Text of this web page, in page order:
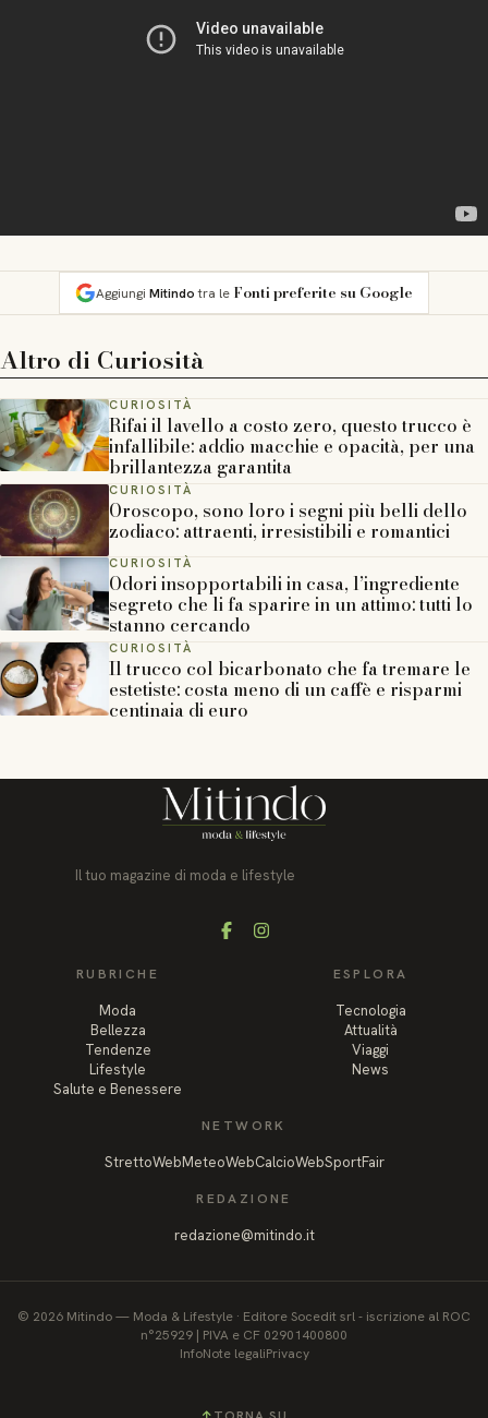
Aggiungi Mitindotra le Fonti preferite su Google
Altro di Curiosità
CURIOSITÀ
Rifai il lavello a costo zero, questo trucco è
infallibile: addio macchie e opacità, per una
brillantezza garantita
CURIOSITÀ
Oroscopo, sono loro i segni più belli dello
zodiaco: attraenti, irresistibili e romantici
CURIOSITÀ
Odori insopportabili in casa, l’ingrediente
segreto che li fa sparire in un attimo: tutti lo
stanno cercando
CURIOSITÀ
Il trucco col bicarbonato che fa tremare le
estetiste: costa meno di un caffè e risparmi
centinaia di euro
Il tuo magazine di moda e lifestyle
FacebookInstagram
RUBRICHE
Moda
Bellezza
Tendenze
Lifestyle
Salute e Benessere
ESPLORA
Tecnologia
Attualità
Viaggi
News
NETWORK
StrettoWebMeteoWebCalcioWebSportFair
REDAZIONE
redazione@mitindo.it
© 2026 Mitindo— Moda & Lifestyle · Editore Socedit srl - iscrizione al ROC
n°25929 | PIVA e CF 02901400800
InfoNote legaliPrivacy